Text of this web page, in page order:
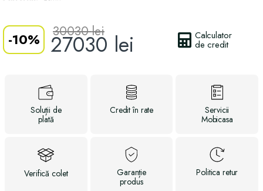
-10% 27030 lei
30030lei Calculator
de credit
Soluții de
plată
Creditîn rate
Servicii
Mobicasa
Verificăcolet
Garanție
produs
Politicaretur